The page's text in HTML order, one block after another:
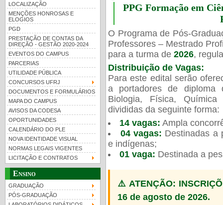
LOCALIZAÇÃO
MENÇÕES HONROSAS E
ELOGIOS
PGD
PRESTAÇÃO DE CONTAS DA
DIREÇÃO - GESTÃO 2020-2024
EVENTOS DO CAMPUS
PARCERIAS
UTILIDADE PÚBLICA
CONCURSOS UFRJ
DOCUMENTOS E FORMULÁRIOS
MAPA DO CAMPUS
AVISOS DA CODESA
OPORTUNIDADES
CALENDÁRIO DO PLE
NOVA IDENTIDADE VISUAL
NORMAS LEGAIS VIGENTES
LICITAÇÃO E CONTRATOS
Ensino
GRADUAÇÃO
PÓS-GRADUAÇÃO
PPG Formação em
O Programa de Pós-
Professores – Mestrado
para a turma de 2026,
Distribuição de Vagas:
Para este edital serão
a portadores de diploma
Biologia, Física,
divididas da seguinte forma:
14 vagas: Ampla
04 vagas: Destinadas a
e indígenas;
01 vaga: Destinada a
⚠️ ATENÇÃO:
16 de agosto de 2026.
UFRJ 100 anos